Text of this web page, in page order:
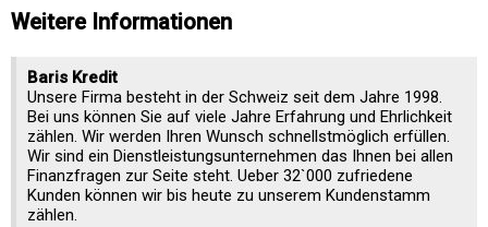
Weitere Informationen
Baris Kredit
Unsere Firma besteht in der Schweiz seit dem Jahre 1998.
Bei uns können Sie auf viele Jahre Erfahrung und Ehrlichkeit
zählen. Wir werden Ihren Wunsch schnellstmöglich erfüllen.
Wir sind ein Dienstleistungsunternehmen das Ihnen bei allen
Finanzfragen zur Seite steht. Ueber 32`000 zufriedene
Kunden können wir bis heute zu unserem Kundenstamm
zählen.